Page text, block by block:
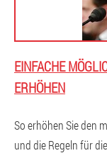
EINFACHE
ERHÖHEN
So erhöhen Sie den
und die Regeln für